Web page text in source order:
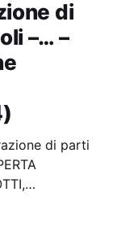
di
–… –
di parti